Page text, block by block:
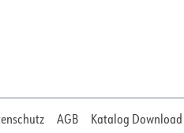
AGB Katalog Download